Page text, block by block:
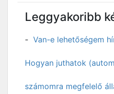
Leggyakoribb
Van-e lehetőségem
Hogyan juthatok
számomra megfelelő